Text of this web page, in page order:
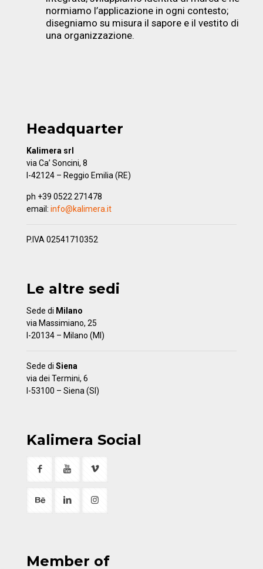
normiamo l’applicazione in ogni contesto;
disegniamo su misura il sapore e il vestito di
una organizzazione.
Headquarter
Kalimera srl
via Ca’ Soncini, 8
I-42124 – Reggio Emilia (RE)
ph +39 0522 271478
email: info@kalimera.it
P.IVA 02541710352
Le altre sedi
Sede di Milano
via Massimiano, 25
I-20134 – Milano (MI)
Sede di Siena
via dei Termini, 6
I-53100 – Siena (SI)
Kalimera Social
Member of